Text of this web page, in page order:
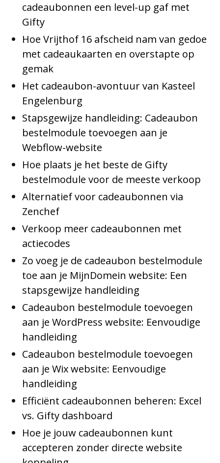
cadeaubonnen een level-up gaf met
Gifty
Hoe Vrijthof 16 afscheid nam van gedoe
met cadeaukaarten en overstapte op
gemak
Het cadeaubon-avontuur van Kasteel
Engelenburg
Stapsgewijze handleiding: Cadeaubon
bestelmodule toevoegen aan je
Webflow-website
Hoe plaats je het beste de Gifty
bestelmodule voor de meeste verkoop
Alternatief voor cadeaubonnen via
Zenchef
Verkoop meer cadeaubonnen met
actiecodes
Zo voeg je de cadeaubon bestelmodule
toe aan je MijnDomein website: Een
stapsgewijze handleiding
Cadeaubon bestelmodule toevoegen
aan je WordPress website: Eenvoudige
handleiding
Cadeaubon bestelmodule toevoegen
aan je Wix website: Eenvoudige
handleiding
Efficiënt cadeaubonnen beheren: Excel
vs. Gifty dashboard
Hoe je jouw cadeaubonnen kunt
accepteren zonder directe website